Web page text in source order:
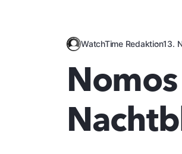
WatchTime Redaktion13.